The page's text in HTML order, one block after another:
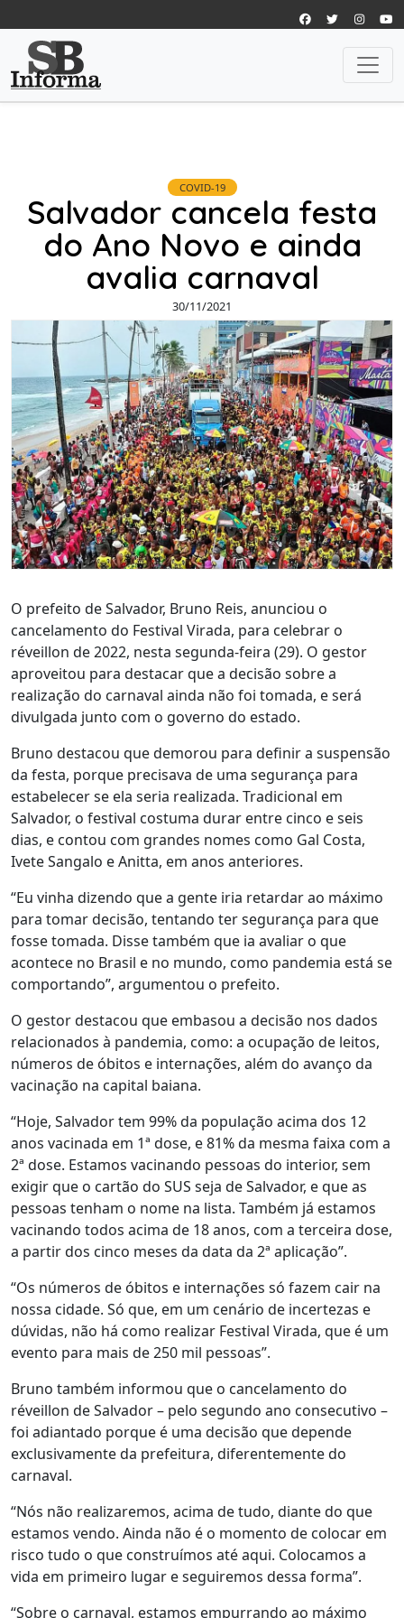
COVID-19
Salvador cancela festa
do Ano Novo e ainda
avalia carnaval
30/11/2021
O prefeito de Salvador, Bruno Reis, anunciou o
cancelamento do Festival Virada, para celebrar o
réveillon de 2022, nesta segunda-feira (29). O gestor
aproveitou para destacar que a decisão sobre a
realização do carnaval ainda não foi tomada, e será
divulgada junto com o governo do estado.
Bruno destacou que demorou para definir a suspensão
da festa, porque precisava de uma segurança para
estabelecer se ela seria realizada. Tradicional em
Salvador, o festival costuma durar entre cinco e seis
dias, e contou com grandes nomes como Gal Costa,
Ivete Sangalo e Anitta, em anos anteriores.
“Eu vinha dizendo que a gente iria retardar ao máximo
para tomar decisão, tentando ter segurança para que
fosse tomada. Disse também que ia avaliar o que
acontece no Brasil e no mundo, como pandemia está se
comportando”, argumentou o prefeito.
O gestor destacou que embasou a decisão nos dados
relacionados à pandemia, como: a ocupação de leitos,
números de óbitos e internações, além do avanço da
vacinação na capital baiana.
“Hoje, Salvador tem 99% da população acima dos 12
anos vacinada em 1ª dose, e 81% da mesma faixa com a
2ª dose. Estamos vacinando pessoas do interior, sem
exigir que o cartão do SUS seja de Salvador, e que as
pessoas tenham o nome na lista. Também já estamos
vacinando todos acima de 18 anos, com a terceira dose,
a partir dos cinco meses da data da 2ª aplicação”.
“Os números de óbitos e internações só fazem cair na
nossa cidade. Só que, em um cenário de incertezas e
dúvidas, não há como realizar Festival Virada, que é um
evento para mais de 250 mil pessoas”.
Bruno também informou que o cancelamento do
réveillon de Salvador – pelo segundo ano consecutivo –
foi adiantado porque é uma decisão que depende
exclusivamente da prefeitura, diferentemente do
carnaval.
“Nós não realizaremos, acima de tudo, diante do que
estamos vendo. Ainda não é o momento de colocar em
risco tudo o que construímos até aqui. Colocamos a
vida em primeiro lugar e seguiremos dessa forma”.
“Sobre o carnaval, estamos empurrando ao máximo